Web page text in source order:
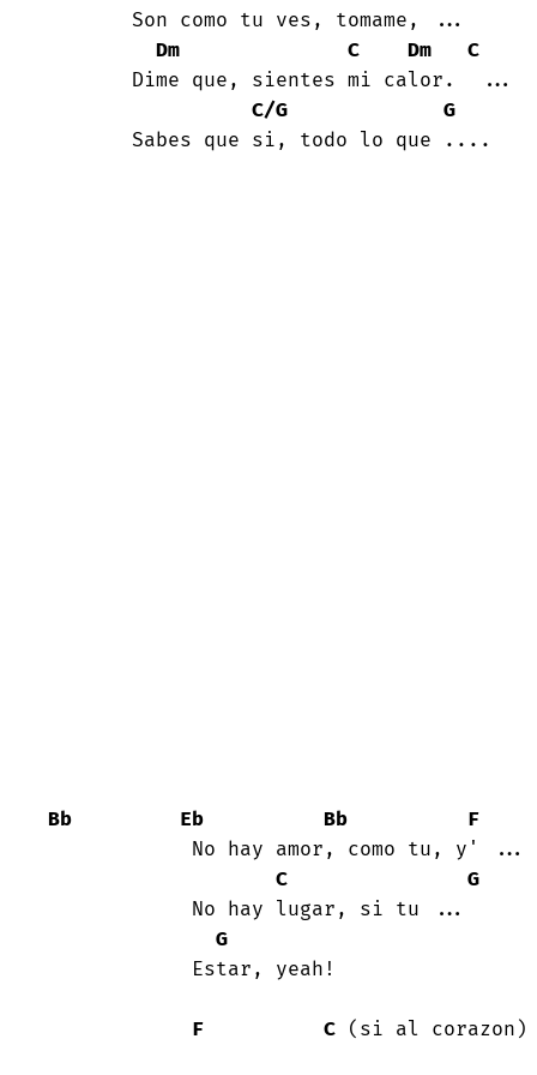
Dm
C Dm C
C/G
G
       Sabes que si, todo lo que ....
Bb Eb Bb
F
C
G
G
F C (si al corazon)